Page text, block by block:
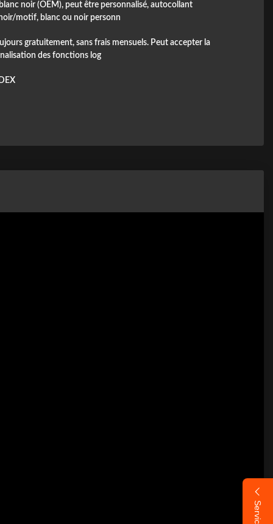
noir (OEM), peut être personnalisé, autocollant
motif, blanc ou noir personn
gratuitement, sans frais mensuels. Peut accepter la
des fonctions log